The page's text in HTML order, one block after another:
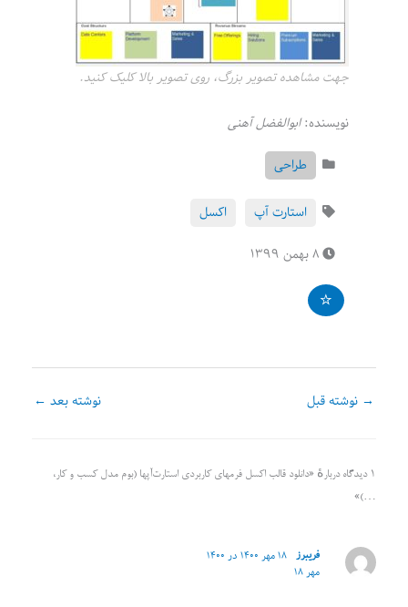
جهت مشاهده تصویر بزرگ، روی تصویر بالا کلیک کنید.
نویسنده:ابوالفضل آهنی
طراحی
استارت آپ
اکسل
→ نوشته قبل نوشته بعد ←
۱ دیدگاه دربارهٔ «دانلود قالب اکسل فرمهای کاربردی استارت‌آپها (بوم مدل کسب و کار،
…)»
فریبرز
۱۸ مهر ۱۴۰۰ در ۱۴۰۰
مهر ۱۸